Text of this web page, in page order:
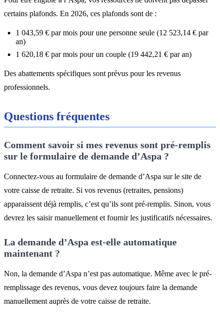
certains plafonds. En 2026, ces plafonds sont de :
1 043,59 € par mois pour une personne seule (12 523,14 € par
an)
1 620,18 € par mois pour un couple (19 442,21 € par an)
Des abattements spécifiques sont prévus pour les revenus
professionnels.
Questions fréquentes
Comment savoir si mes revenus sont pré-remplis
sur le formulaire de demande d’Aspa ?
Connectez-vous au formulaire de demande d’Aspa sur le site de
votre caisse de retraite. Si vos revenus (retraites, pensions)
apparaissent déjà remplis, c’est qu’ils sont pré-remplis. Sinon, vous
devrez les saisir manuellement et fournir les justificatifs nécessaires.
La demande d’Aspa est-elle automatique
maintenant ?
Non, la demande d’Aspa n’est pas automatique. Même avec le pré-
remplissage des revenus, vous devez toujours faire la demande
manuellement auprès de votre caisse de retraite.